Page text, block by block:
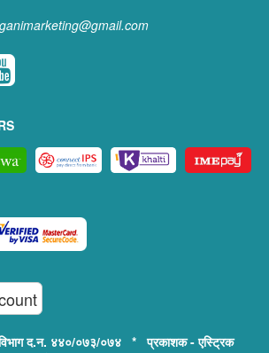
द.न. ४४०/०७३/०७४ * प्रकाशक - एस्ट्रिक